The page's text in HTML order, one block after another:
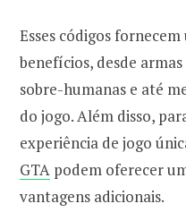
Esses códigos
benefícios, desde
sobre-humanas e até
do jogo. Além disso,
experiência de jogo
GTA podem oferecer
vantagens adicionais.